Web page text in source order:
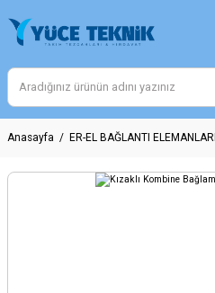
Anasayfa ER-EL BAĞLANTI ELEMANLARI